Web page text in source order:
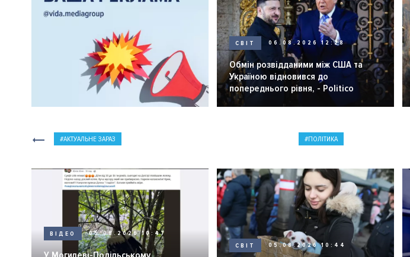
СВІТ 06.08.2026 12:28
Обмін розвідданими між США та
Україною відновився до
попереднього рівня, - Politico
АКТУАЛЬНЕ ЗАРАЗ ПОЛІТИКА
ВІДЕО 05.08.2026 10:47
СВІТ 05.08.2026 10:44